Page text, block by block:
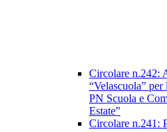
Circolare n.242:
“Velascuola”
PN Scuola e
Estate”
Circolare n.241: